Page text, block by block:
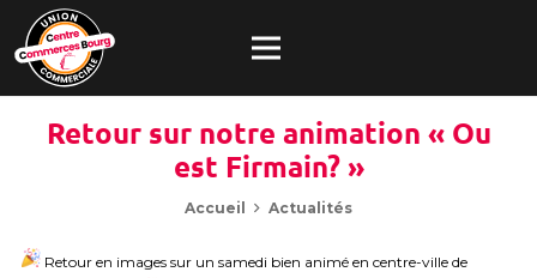
Retour sur notre animation « Ou
est Firmain? »
Accueil Actualités
Retour en images sur un samedi bien animé en centre-ville de